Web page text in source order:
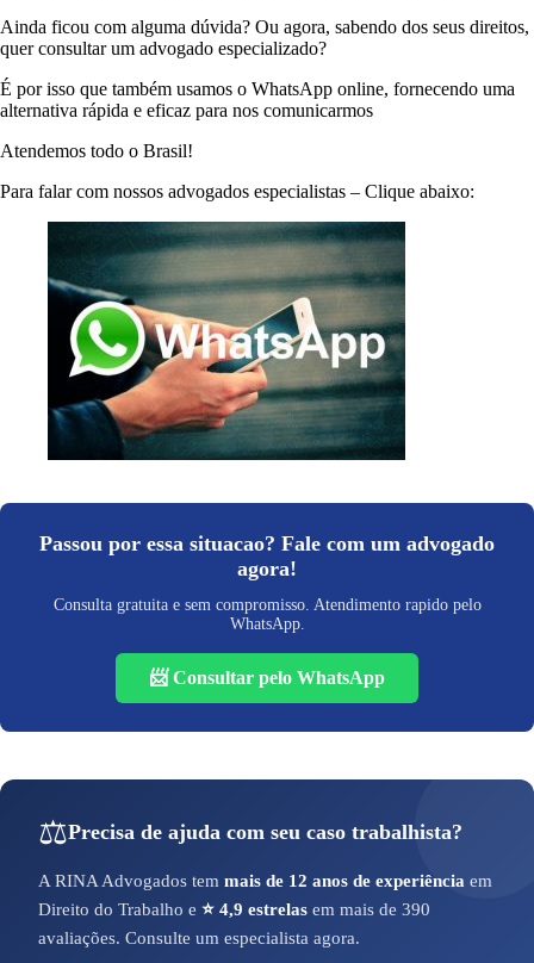
Ainda ficou com alguma dúvida? Ou agora, sabendo dos seus direitos,
quer consultar um advogado especializado?
É por isso que também usamos o WhatsApp online, fornecendo uma
alternativa rápida e eficaz para nos comunicarmos
Atendemos todo o Brasil!
Para falar com nossos advogados especialistas – Clique abaixo:
Passou por essa situacao? Fale com um advogado
agora!
Consulta gratuita e sem compromisso. Atendimento rapido pelo
WhatsApp.
📨 Consultar pelo WhatsApp
⚖️Precisa de ajuda com seu caso trabalhista?
A RINA Advogados tem mais de 12 anos de experiência em
Direito do Trabalho e ⭐ 4,9 estrelas em mais de 390
avaliações. Consulte um especialista agora.